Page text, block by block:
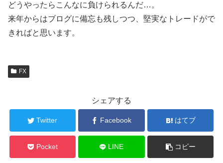
どうやったらこんなに負けられるんだ…。
来年からはブログに備忘も残しつつ、堅実なトレードがで
きればと思います。
FX
シェアする
Twitter Facebook はてブ
Pocket LINE コピー